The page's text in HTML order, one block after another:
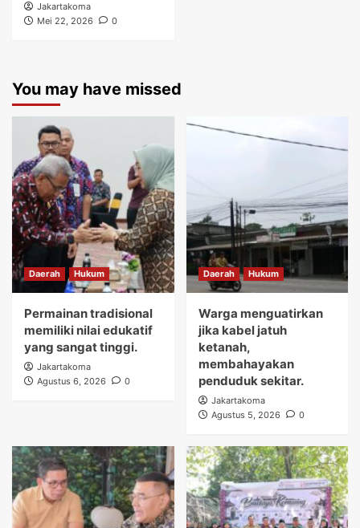
Jakartakoma
Mei 22, 2026
0
You may have missed
Daerah Hukum
Permainan tradisional
memiliki nilai edukatif
yang sangat tinggi.
Jakartakoma
Agustus 6, 2026
0
Daerah Hukum
Warga menguatirkan
jika kabel jatuh
ketanah,
membahayakan
penduduk sekitar.
Jakartakoma
Agustus 5, 2026
0